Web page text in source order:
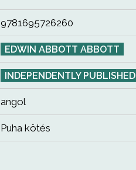
9781695726260
EDWIN ABBOTT ABBOTT
INDEPENDENTLY PUBLISHED
angol
Puha kötés